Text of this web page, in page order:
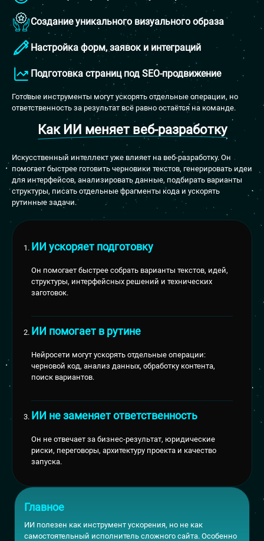
Создание уникального визуального образа
Настройка форм, заявок и интеграций
Подготовка страниц под SEO-продвижение
Готовые инструменты могут ускорять отдельные операции, но
ответственность за результат всё равно остаётся на команде.
Как ИИ меняет веб-разработку
Искусственный интеллект уже влияет на веб-разработку. Он
помогает быстрее готовить черновики текстов, генерировать идеи
для интерфейсов, анализировать данные, подбирать варианты
структуры, писать отдельные фрагменты кода и ускорять
рутинные задачи.
ИИ ускоряет подготовку
Он помогает быстрее собрать варианты текстов, идей,
структуры, интерфейсных решений и технических
заготовок.
ИИ помогает в рутине
Нейросети могут ускорять отдельные операции:
черновой код, анализ данных, обработку контента,
поиск вариантов.
ИИ не заменяет ответственность
Он не отвечает за бизнес-результат, юридические
риски, переговоры, архитектуру проекта и качество
запуска.
Главное
ИИ полезен как инструмент ускорения, но не как
самостоятельный исполнитель сложного сайта. Особенно